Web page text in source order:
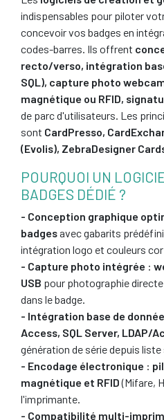
indispensables pour piloter
concevoir vos badges en
codes-barres. Ils offrent
recto/verso, intégration
SQL), capture photo
magnétique ou RFID,
de parc d'utilisateurs. Les
sont CardPresso,
(Evolis), ZebraDesigner
POURQUOI UN
BADGES DÉDIÉ ?
- Conception graphique
badgesavec gabarits
intégration logo et couleurs
- Capture photo intégrée :
USB pour photographie
dans le badge.
- Intégration base de
Access, SQL Server, LDAP/
génération de série depuis liste
- Encodage électronique :
magnétique et RFID(Mifare,
l'imprimante.
- Compatibilité multi-